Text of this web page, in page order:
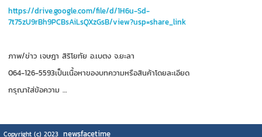
https://drive.google.com/file/d/1H6u-Sd-
7t75zU9rBh9PCBsAiLsQXzGsB/view?usp=share_link
ภาพ/ข่าว เจษฎา สิริโยทัย อ.เบตง จ.ยะลา
064-126-5593เป็นเนื้อหาของบทความหรือสินค้าโดยละเอียด
กรุณาใส่ข้อความ …
Copyright (c) 2023 newsfacetime